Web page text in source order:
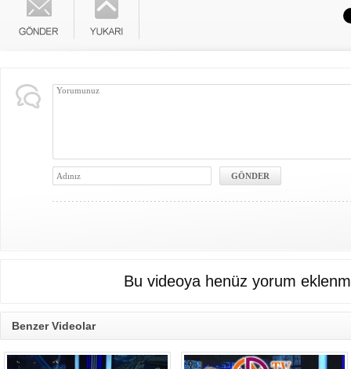
Bu videoya henüz yorum
Benzer Videolar